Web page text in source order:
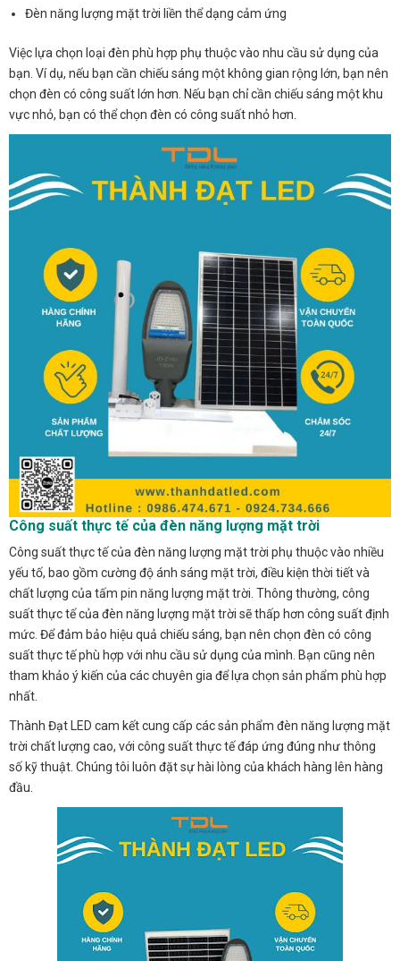
Đèn năng lượng mặt trời liền thể dạng cảm ứng
Việc lựa chọn loại đèn phù hợp phụ thuộc vào nhu cầu sử dụng của
bạn. Ví dụ, nếu bạn cần chiếu sáng một không gian rộng lớn, bạn nên
chọn đèn có công suất lớn hơn. Nếu bạn chỉ cần chiếu sáng một khu
vực nhỏ, bạn có thể chọn đèn có công suất nhỏ hơn.
Công suất thực tế của đèn năng lượng mặt trời
Công suất thực tế của đèn năng lượng mặt trời phụ thuộc vào nhiều
yếu tố, bao gồm cường độ ánh sáng mặt trời, điều kiện thời tiết và
chất lượng của tấm pin năng lượng mặt trời. Thông thường, công
suất thực tế của đèn năng lượng mặt trời sẽ thấp hơn công suất định
mức. Để đảm bảo hiệu quả chiếu sáng, bạn nên chọn đèn có công
suất thực tế phù hợp với nhu cầu sử dụng của mình. Bạn cũng nên
tham khảo ý kiến của các chuyên gia để lựa chọn sản phẩm phù hợp
nhất.
Thành Đạt LED cam kết cung cấp các sản phẩm đèn năng lượng mặt
trời chất lượng cao, với công suất thực tế đáp ứng đúng như thông
số kỹ thuật. Chúng tôi luôn đặt sự hài lòng của khách hàng lên hàng
đầu.